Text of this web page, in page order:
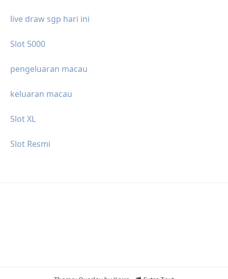
live draw sgp hari ini
Slot 5000
pengeluaran macau
keluaran macau
Slot XL
Slot Resmi